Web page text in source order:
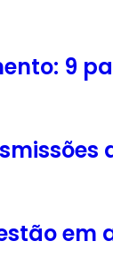
9
em